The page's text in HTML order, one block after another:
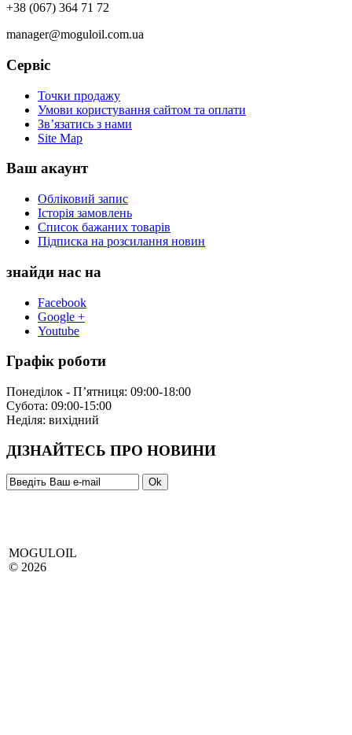
+38 (067) 364 71 72
manager@moguloil.com.ua
Сервіс
Точки продажу
Умови користування сайтом та оплати
Зв’язатись з нами
Site Map
Ваш акаунт
Обліковий запис
Історія замовлень
Список бажаних товарів
Підписка на розсилання новин
знайди нас на
Facebook
Google +
Youtube
Графік роботи
Понеділок - П’ятниця: 09:00-18:00
Субота: 09:00-15:00
Неділя: вихідний
ДІЗНАЙТЕСЬ ПРО НОВИНИ
MOGULOIL
© 2026